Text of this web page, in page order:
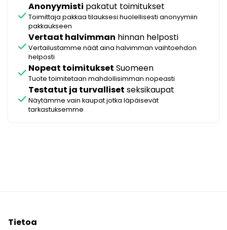
check
Anonyymisti pakatut toimitukset
Toimittaja pakkaa tilauksesi huolellisesti anonyymiin
pakkaukseen
check
Vertaat halvimman hinnan helposti
Vertailustamme näät aina halvimman vaihtoehdon
helposti
check Nopeat toimitukset Suomeen
Tuote toimitetaan mahdollisimman nopeasti
check
Testatut ja turvalliset seksikaupat
Näytämme vain kaupat jotka läpäisevät
tarkastuksemme
Tietoa